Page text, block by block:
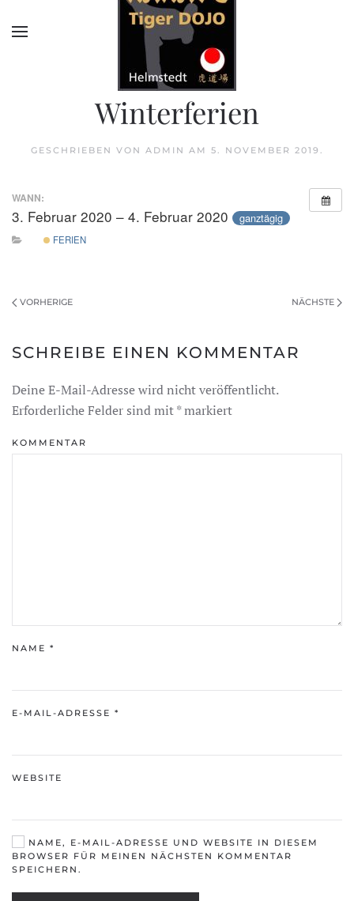
Winterferien
GESCHRIEBEN VON ADMIN AM 5. NOVEMBER 2019 .
WANN:
3. Februar 2020 – 4. Februar 2020 ganztägig
FERIEN
VORHERIGE NÄCHSTE
SCHREIBE EINEN KOMMENTAR
Deine E-Mail-Adresse wird nicht veröffentlicht.
Erforderliche Felder sind mit*markiert
KOMMENTAR
NAME *
E-MAIL-ADRESSE *
WEBSITE
NAME, E-MAIL-ADRESSE UND WEBSITE IN DIESEM
BROWSER FÜR MEINEN NÄCHSTEN KOMMENTAR
SPEICHERN.